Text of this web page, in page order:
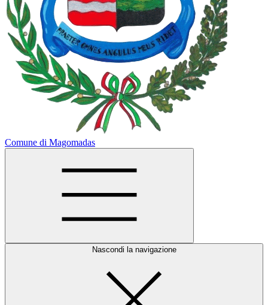
Comune di Magomadas
Nascondi la navigazione